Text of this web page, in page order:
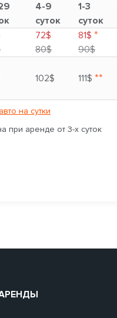
4-9
суток
1-3
суток
72$
80$
81$ *
90$
102$ 111$ **
на сутки
при аренде от 3-х суток